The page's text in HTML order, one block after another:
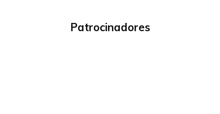
Patrocinadores